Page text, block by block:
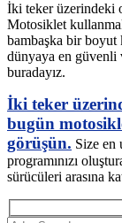
İki teker üzerindeki
Motosiklet
bambaşka bir
dünyaya en güvenli
buradayız.
İki teker
bugün
görüşün. Size en
programınızı
sürücüleri arasına